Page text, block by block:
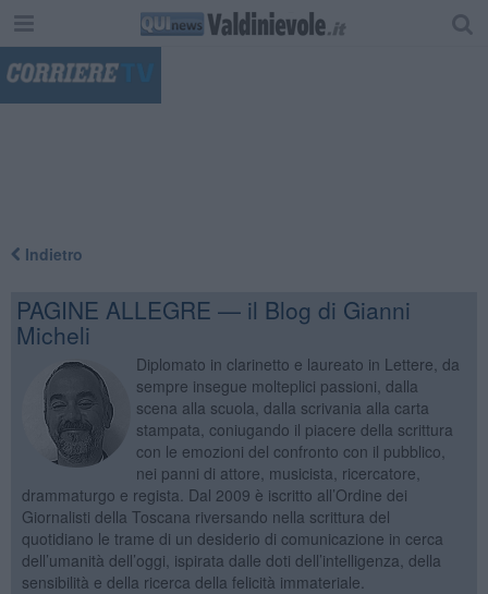
Indietro
PAGINE ALLEGRE — il Blog di Gianni
Micheli
Diplomato in clarinetto e laureato in Lettere, da
sempre insegue molteplici passioni, dalla
scena alla scuola, dalla scrivania alla carta
stampata, coniugando il piacere della scrittura
con le emozioni del confronto con il pubblico,
nei panni di attore, musicista, ricercatore,
drammaturgo e regista. Dal 2009 è iscritto all’Ordine dei
Giornalisti della Toscana riversando nella scrittura del
quotidiano le trame di un desiderio di comunicazione in cerca
dell’umanità dell’oggi, ispirata dalle doti dell’intelligenza, della
sensibilità e della ricerca della felicità immateriale.